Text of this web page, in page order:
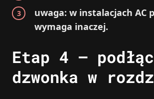
uwaga: w instalacjach AC
wymaga inaczej.
Etap 4 –
dzwonka w